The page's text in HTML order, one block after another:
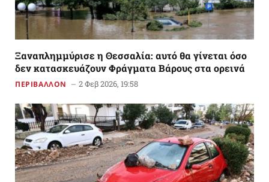
Ξαναπλημμύρισε η Θεσσαλία: αυτό θα γίνεται όσο
δεν κατασκευάζουν Φράγματα Βάρους στα ορεινά
ΠΕΡΙΒΑΛΛΟΝ 2 Φεβ 2026, 19:58